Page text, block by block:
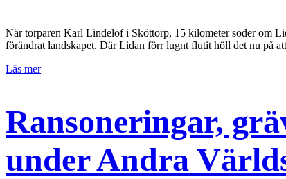
När torparen Karl Lindelöf i Sköttorp, 15 kilometer söder om
förändrat landskapet. Där Lidan förr lugnt flutit höll det nu på
Läs mer
Ransoneringar,
under Andra